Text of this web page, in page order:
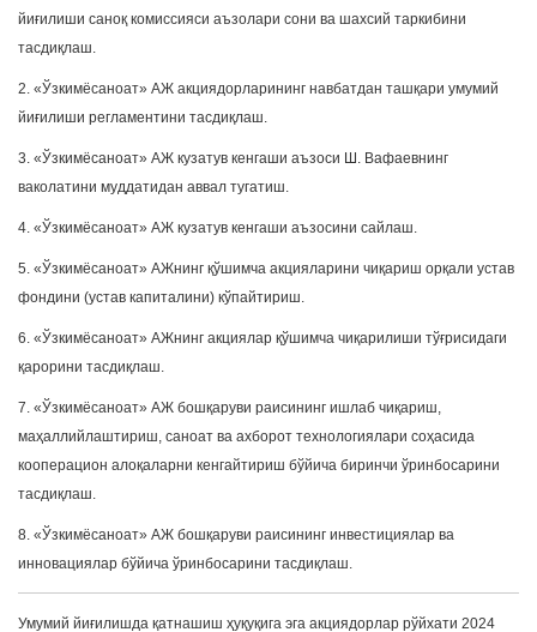
йиғилиши саноқ комиссияси аъзолари сони ва шахсий таркибини
тасдиқлаш.
2. «Ўзкимёсаноат» АЖ акциядорларининг навбатдан ташқари умумий
йиғилиши регламентини тасдиқлаш.
3. «Ўзкимёсаноат» АЖ кузатув кенгаши аъзоси Ш. Вафаевнинг
ваколатини муддатидан аввал тугатиш.
4. «Ўзкимёсаноат» АЖ кузатув кенгаши аъзосини сайлаш.
5. «Ўзкимёсаноат» АЖнинг қўшимча акцияларини чиқариш орқали устав
фондини (устав капиталини) кўпайтириш.
6. «Ўзкимёсаноат» АЖнинг акциялар қўшимча чиқарилиши тўғрисидаги
қарорини тасдиқлаш.
7. «Ўзкимёсаноат» АЖ бошқаруви раисининг ишлаб чиқариш,
маҳаллийлаштириш, саноат ва ахборот технологиялари соҳасида
кооперацион алоқаларни кенгайтириш бўйича биринчи ўринбосарини
тасдиқлаш.
8. «Ўзкимёсаноат» АЖ бошқаруви раисининг инвестициялар ва
инновациялар бўйича ўринбосарини тасдиқлаш.
Умумий йиғилишда қатнашиш ҳуқуқига эга акциядорлар рўйхати 2024